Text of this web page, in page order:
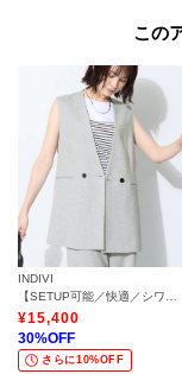
この
INDIVI
¥15,400
30%OFF
さらに10%OFF